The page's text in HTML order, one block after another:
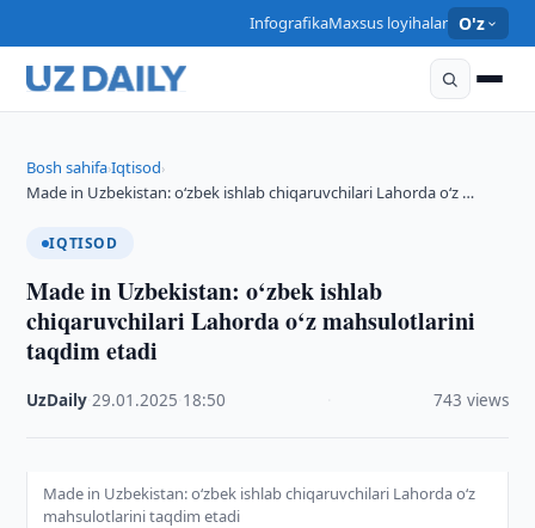
InfografikaMaxsus loyihalar O'z
Bosh sahifa›Iqtisod›
Made in Uzbekistan: o‘zbek ishlab chiqaruvchilari Lahorda o‘z …
IQTISOD
Made in Uzbekistan: o‘zbek ishlab
chiqaruvchilari Lahorda o‘z mahsulotlarini
taqdim etadi
UzDaily ·29.01.2025 18:50 743 views
Made in Uzbekistan: o‘zbek ishlab chiqaruvchilari Lahorda o‘z
mahsulotlarini taqdim etadi